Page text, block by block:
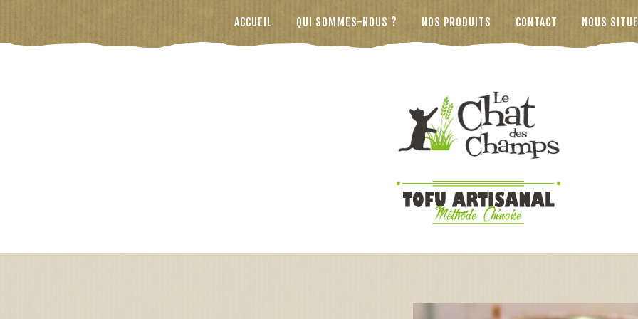
ACCUEIL QUI SOMMES-NOUS ? NOS PRODUITS CONTACT NOUS